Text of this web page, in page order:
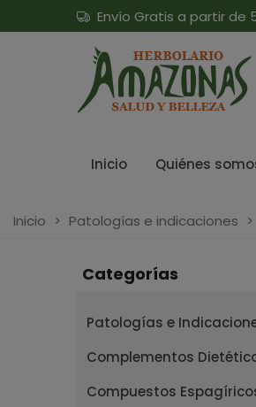
Envío Gratis a partir de
Inicio Quiénes
Inicio > Patologías e indicaciones >
Categorías
Patologías e
Complementos
Compuestos